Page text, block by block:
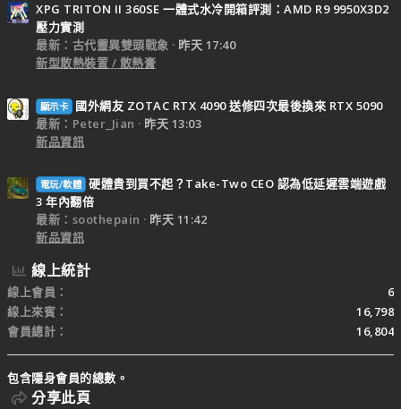
XPG TRITON II 360SE 一體式水冷開箱評測：AMD R9 9950X3D2
壓力實測
最新：古代靈異雙頭戰象
昨天 17:40
新型散熱裝置 / 散熱膏
顯示卡
國外網友 ZOTAC RTX 4090 送修四次最後換來 RTX 5090
最新：Peter_Jian
昨天 13:03
新品資訊
電玩/軟體 硬體貴到買不起？Take-Two CEO 認為低延遲雲端遊戲
3 年內翻倍
最新：soothepain
昨天 11:42
新品資訊
線上統計
線上會員
6
線上來賓
16,798
會員總計
16,804
包含隱身會員的總數。
分享此頁